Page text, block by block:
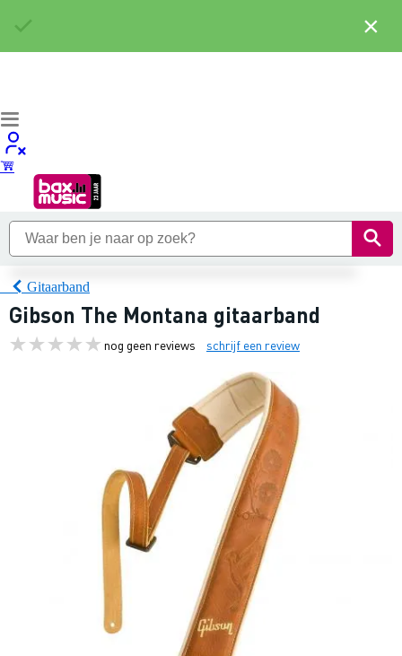
Gitaarband
Gibson The Montana gitaarband
nog geen reviews schrijf een review
×